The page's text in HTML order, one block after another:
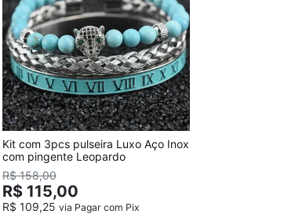
Kit com 3pcs pulseira Luxo Aço Inox
com pingente Leopardo
R$ 158,00
R$ 115,00
R$ 109,25 via Pagar com Pix